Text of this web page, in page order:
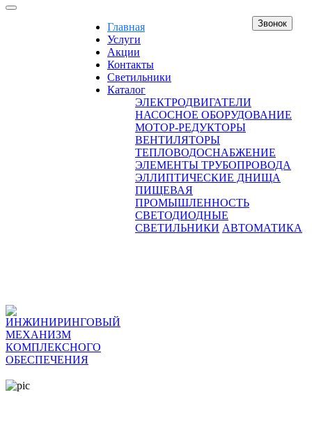
Главная
Услуги
Акции
Контакты
Светильники
Каталог
ЭЛЕКТРОДВИГАТЕЛИ
НАСОСНОЕ ОБОРУДОВАНИЕ
МОТОР-РЕДУКТОРЫ
ВЕНТИЛЯТОРЫ
ТЕПЛОВОДОСНАБЖЕНИЕ
ЭЛЕМЕНТЫ ТРУБОПРОВОДА
ЭЛЛИПТИЧЕСКИЕ ДНИЩА
ПИЩЕВАЯ
ПРОМЫШЛЕННОСТЬ
СВЕТОДИОДНЫЕ
СВЕТИЛЬНИКИ АВТОМАТИКА
Звонок